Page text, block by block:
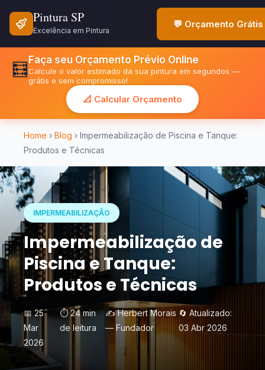
Pintura SP
Excelência em Pintura
💬 Orçamento Grátis
🧮 Faça seu Orçamento Prévio Online
Calcule o valor estimado da sua pintura em segundos —
grátis e sem compromisso!
📐 Calcular Orçamento
Home › Blog › Impermeabilização de Piscina e Tanque:
Produtos e Técnicas
IMPERMEABILIZAÇÃO
Impermeabilização de
Piscina e Tanque:
Produtos e Técnicas
📅 25
Mar
2026
⏱️ 24 min
de leitura
✍️ Herbert Morais
— Fundador
🔄 Atualizado:
03 Abr 2026